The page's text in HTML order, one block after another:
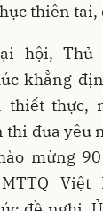
thiên
hội, Thủ
khẳng
thiết thực,
đua yêu
mừng
Việt